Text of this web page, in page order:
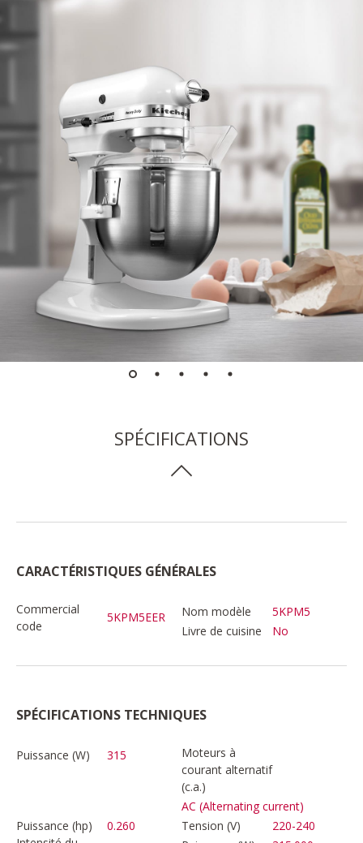
SPÉCIFICATIONS
CARACTÉRISTIQUES GÉNÉRALES
Commercial
code
5KPM5EER Nom modèle
5KPM5
Livre de cuisine
No
SPÉCIFICATIONS TECHNIQUES
Puissance (W) 315
Moteurs à
courant alternatif
(c.a.)
AC (Alternating current)
Puissance (hp)
0.260 Tension (V)
220-240